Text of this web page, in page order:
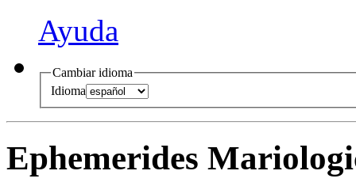
Ayuda
Cambiar idioma
Idioma
Ephemerides